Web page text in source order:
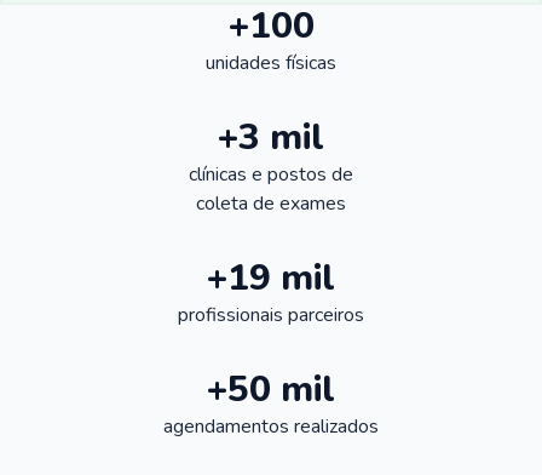
+100
unidades físicas
+3 mil
clínicas e postos de
coleta de exames
+19 mil
profissionais parceiros
+50 mil
agendamentos realizados